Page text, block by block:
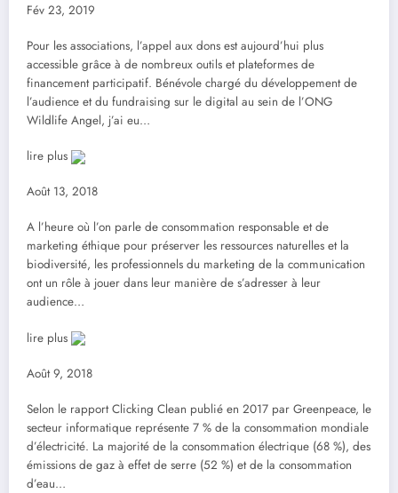
Fév 23, 2019
Pour les associations, l’appel aux dons est aujourd’hui plus
accessible grâce à de nombreux outils et plateformes de
financement participatif. Bénévole chargé du développement de
l’audience et du fundraising sur le digital au sein de l’ONG
Wildlife Angel, j’ai eu…
lire plus
Août 13, 2018
A l’heure où l’on parle de consommation responsable et de
marketing éthique pour préserver les ressources naturelles et la
biodiversité, les professionnels du marketing de la communication
ont un rôle à jouer dans leur manière de s’adresser à leur
audience…
lire plus
Août 9, 2018
Selon le rapport Clicking Clean publié en 2017 par Greenpeace, le
secteur informatique représente 7 % de la consommation mondiale
d’électricité. La majorité de la consommation électrique (68 %), des
émissions de gaz à effet de serre (52 %) et de la consommation
d’eau…